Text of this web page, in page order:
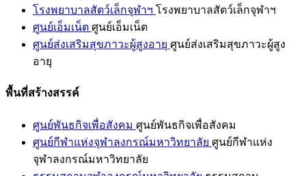
โรงพยาบาลสัตว์เล็กจุฬาฯ โรงพยาบาลสัตว์เล็กจุฬาฯ
ศูนย์เอ็มเน็ต ศูนย์เอ็มเน็ต
ศูนย์ส่งเสริมสุขภาวะผู้สูงอายุ ศูนย์ส่งเสริมสุขภาวะผู้สูง
อายุ
พื้นที่สร้างสรรค์
ศูนย์พันธกิจเพื่อสังคม ศูนย์พันธกิจเพื่อสังคม
ศูนย์กีฬาแห่งจุฬาลงกรณ์มหาวิทยาลัย ศูนย์กีฬาแห่ง
จุฬาลงกรณ์มหาวิทยาลัย